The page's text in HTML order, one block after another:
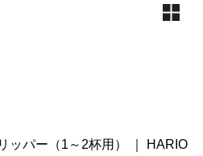
ッパー（1～2杯用） ｜ HARIO